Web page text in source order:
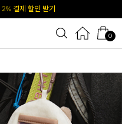
2% 결제 할인 받기
0